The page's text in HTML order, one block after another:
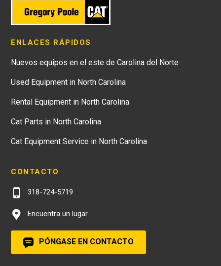
ENLACES RÁPIDOS
Nuevos equipos en el este de Carolina del Norte
Used Equipment in North Carolina
Rental Equipment in North Carolina
Cat Parts in North Carolina
Cat Equipment Service in North Carolina
CONTACTO
318-724-5719
Encuentra un lugar
PÓNGASE EN CONTACTO